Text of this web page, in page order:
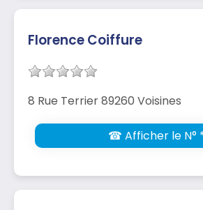
Florence Coiffure
8 Rue Terrier 89260 Voisines
☎ Afficher le N°